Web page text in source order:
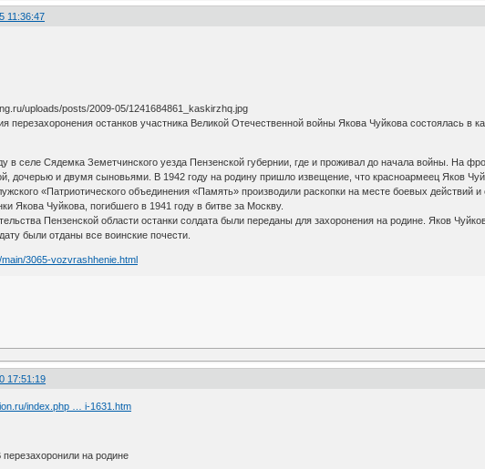
11:36:47
останков участника Великой Отечественной войны Якова Чуйкова состоялась в
в селе Сядемка Земетчинского уезда Пензенской губернии, где и проживал до начала войны. На
дочерью и двумя сыновьями. В 1942 году на родину пришло извещение, что красноармеец Яков
«Патриотического объединения «Память» производили раскопки на месте боевых действий
Якова Чуйкова, погибшего в 1941 году в битве за Москву.
Пензенской области останки солдата были переданы для захоронения на родине. Яков
были отданы все воинские почести.
3065-vozvrashhenie.html
17:51:19
index.php … i-1631.htm
на родине